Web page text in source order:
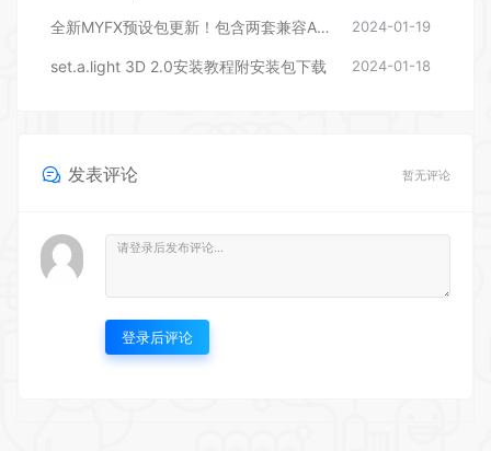
全新MYFX预设包更新！包含两套兼容AEPR的预设，后期剪辑包装必备 2024-01-19
set.a.light 3D 2.0安装教程附安装包下载 2024-01-18
发表评论 暂无评论
登录后评论